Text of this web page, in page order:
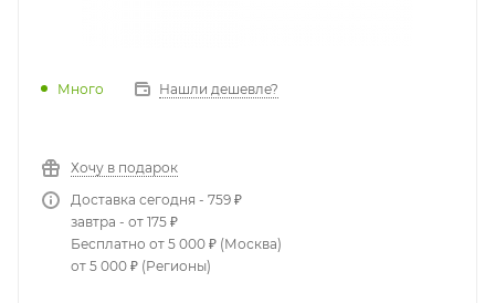
Много Нашли дешевле?
Хочу в подарок
Доставка сегодня - 759 ₽
завтра - от 175 ₽
Бесплатно от 5 000 ₽ (Москва)
от 5 000 ₽ (Регионы)